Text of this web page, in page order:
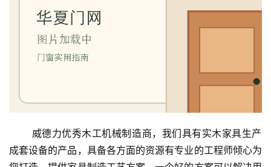
成套设备的产品，具备各方面的资源有专业的工程师倾心为